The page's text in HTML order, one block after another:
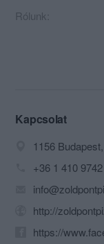
Rólunk:
Kapcsolat
1156
+36 1 410 9742
http://
https://